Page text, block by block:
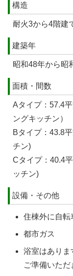
構造
耐火3から4階建
建築年
昭和48年から昭
面積・間数
Aタイプ：57.4
ングキッチン）
Bタイプ：43.8
チン)
Cタイプ：40.4
ッチン)
設備・その他
住棟外に自転
都市ガス
浴室はありま
ご準備いただ